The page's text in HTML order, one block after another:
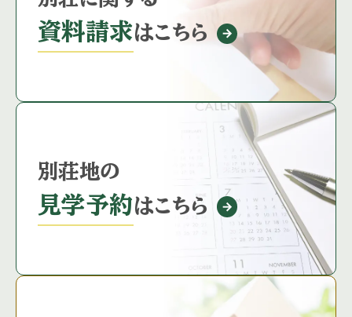
資料請求はこちら
別荘地の
見学予約はこちら